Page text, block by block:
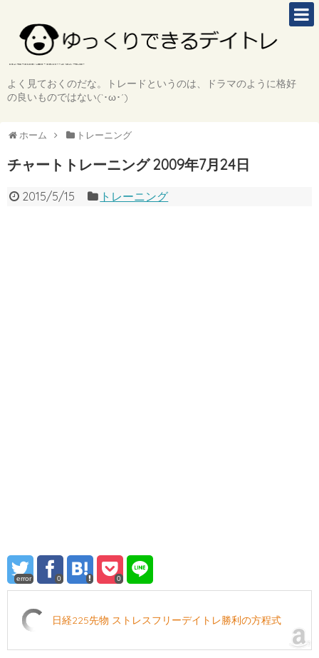
よく見ておくのだな。トレードというのは、ドラマのように格好
の良いものではない(`･ω･´)
ホーム トレーニング
チャートトレーニング 2009年7月24日
2015/5/15 トレーニング
error 0 0
日経225先物 ストレスフリーデイトレ勝利の方程式